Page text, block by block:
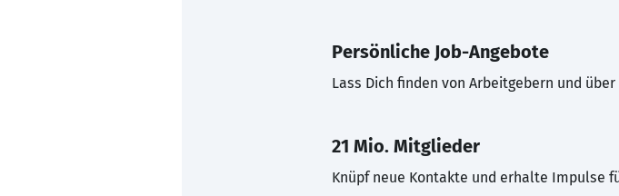
Persönliche Job-Angebote
Lass Dich finden von Arbeitgebern und über
21 Mio. Mitglieder
Knüpf neue Kontakte und erhalte Impulse